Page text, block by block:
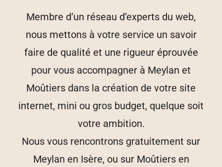
Membre d’un réseau d’experts du web,
nous mettons à votre service un savoir
faire de qualité et une rigueur éprouvée
pour vous accompagner à Meylan et
Moûtiers dans la création de votre site
internet, mini ou gros budget, quelque soit
votre ambition.
Nous vous rencontrons gratuitement sur
Meylan en Isère, ou sur Moûtiers en